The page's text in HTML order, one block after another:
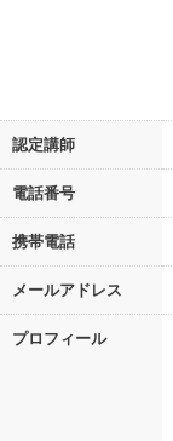
認定講師
電話番号
携帯電話
メールアドレス
プロフィール